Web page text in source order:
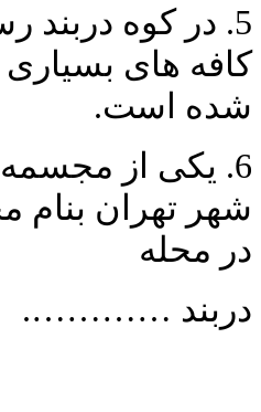
5. در کوه دربند
کافه های
شده است.
6. یکی از
شهر تهران بنام
در محله
دربند ………….